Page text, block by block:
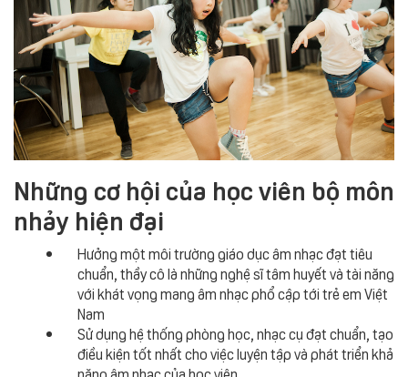
Những cơ hội của học viên bộ môn
nhảy hiện đại
Hưởng một môi trường giáo dục âm nhạc đạt tiêu
chuẩn, thầy cô là những nghệ sĩ tâm huyết và tài năng
với khát vọng mang âm nhạc phổ cập tới trẻ em Việt
Nam
Sử dụng hệ thống phòng học, nhạc cụ đạt chuẩn, tạo
điều kiện tốt nhất cho việc luyện tập và phát triển khả
năng âm nhạc của học viên